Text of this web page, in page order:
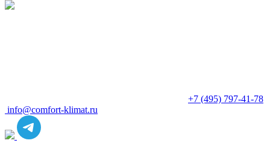
+7 (495) 797-41-78
info@comfort-klimat.ru